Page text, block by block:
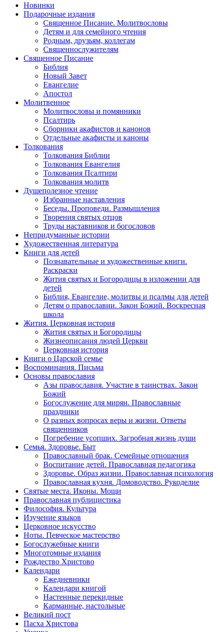
Новинки
Подарочные издания
Священное Писание. Молитвословы
Детям и для семейного чтения
Родным, друзьям, коллегам
Священнослужителям
Священное Писание
Библия
Новый Завет
Евангелие
Апостол
Молитвенное
Молитвословы и помянники
Псалтирь
Сборники акафистов и канонов
Отдельные акафисты и каноны
Толкования
Толкования Библии
Толкования Евангелия
Толкования Псалтири
Толкования молитв
Душеполезное чтение
Избранные наставления
Беседы. Проповеди. Размышления
Творения святых отцов
Труды наставников и богословов
Непридуманные истории
Художественная литература
Книги для детей
Познавательные и художественные книги.
Раскраски
Жития святых и Богородицы в изложении для
детей
Библия, Евангелие, молитвы и псалмы для детей
Детям о православии. Закон Божий. Воскресная
школа
Жития. Церковная история
Жития святых и Богородицы
Жизнеописания людей Церкви
Церковная история
Книги о Царской семье
Воспоминания. Письма
Основы православия
Азы православия. Участие в таинствах. Закон
Божий
Богослужение для мирян. Православные
праздники
О разных вопросах веры и жизни. Ответы
священников
Погребение усопших. Загробная жизнь души
Семья. Здоровье. Быт
Православный брак. Семейные отношения
Воспитание детей. Православная педагогика
Здоровье. Образ жизни. Православная психология
Православная кухня. Домоводство. Рукоделие
Святые места. Иконы. Мощи
Православная публицистика
Философия. Культура
Изучение языков
Церковное искусство
Ноты. Певческое мастерство
Богослужебные книги
Многотомные издания
Рождество Христово
Календари
Ежедневники
Календари книгой
Настенные перекидные
Карманные, настольные
Великий пост
Пасха Христова